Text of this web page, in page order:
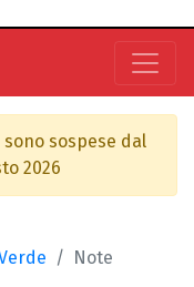
sospese dal
2026
Note